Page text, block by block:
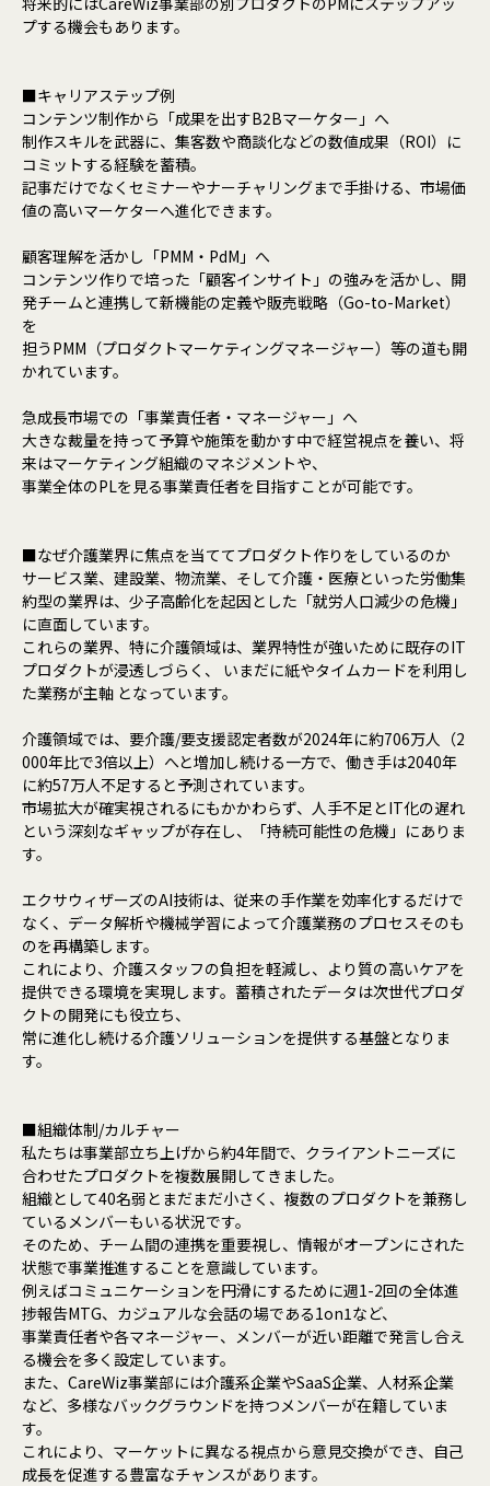
プする機会もあります。
■キャリアステップ例
コンテンツ制作から「成果を出すB2Bマーケター」へ
制作スキルを武器に、集客数や商談化などの数値成果（ROI）に
コミットする経験を蓄積。
記事だけでなくセミナーやナーチャリングまで手掛ける、市場価
値の高いマーケターへ進化できます。
顧客理解を活かし「PMM・PdM」へ
コンテンツ作りで培った「顧客インサイト」の強みを活かし、開
発チームと連携して新機能の定義や販売戦略（Go-to-Market）
を
担うPMM（プロダクトマーケティングマネージャー）等の道も開
かれています。
急成長市場での「事業責任者・マネージャー」へ
大きな裁量を持って予算や施策を動かす中で経営視点を養い、将
来はマーケティング組織のマネジメントや、
事業全体のPLを見る事業責任者を目指すことが可能です。
■なぜ介護業界に焦点を当ててプロダクト作りをしているのか
サービス業、建設業、物流業、そして介護・医療といった労働集
約型の業界は、少子高齢化を起因とした「就労人口減少の危機」
に直面しています。
これらの業界、特に介護領域は、業界特性が強いために既存のIT
プロダクトが浸透しづらく、 いまだに紙やタイムカードを利用し
た業務が主軸 となっています。
介護領域では、要介護/要支援認定者数が2024年に約706万人（2
000年比で3倍以上）へと増加し続ける一方で、働き手は2040年
に約57万人不足すると予測されています。
市場拡大が確実視されるにもかかわらず、人手不足とIT化の遅れ
という深刻なギャップが存在し、「持続可能性の危機」にありま
す。
エクサウィザーズのAI技術は、従来の手作業を効率化するだけで
なく、データ解析や機械学習によって介護業務のプロセスそのも
のを再構築します。
これにより、介護スタッフの負担を軽減し、より質の高いケアを
提供できる環境を実現します。蓄積されたデータは次世代プロダ
クトの開発にも役立ち、
常に進化し続ける介護ソリューションを提供する基盤となりま
す。
■組織体制/カルチャー
私たちは事業部立ち上げから約4年間で、クライアントニーズに
合わせたプロダクトを複数展開してきました。
組織として40名弱とまだまだ小さく、複数のプロダクトを兼務し
ているメンバーもいる状況です。
そのため、チーム間の連携を重要視し、情報がオープンにされた
状態で事業推進することを意識しています。
例えばコミュニケーションを円滑にするために週1-2回の全体進
捗報告MTG、カジュアルな会話の場である1on1など、
事業責任者や各マネージャー、メンバーが近い距離で発言し合え
る機会を多く設定しています。
また、CareWiz事業部には介護系企業やSaaS企業、人材系企業
など、多様なバックグラウンドを持つメンバーが在籍していま
す。
これにより、マーケットに異なる視点から意見交換ができ、自己
成長を促進する豊富なチャンスがあります。